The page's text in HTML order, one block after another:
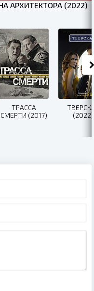
АРХИТЕКТОРА (2022)
ТРАССА
СМЕРТИ (2017)
(2022)